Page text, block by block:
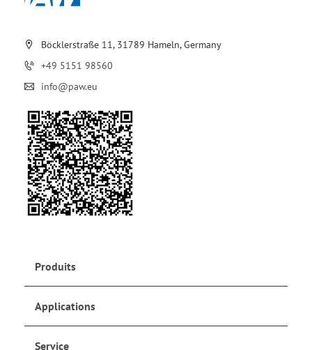
Böcklerstraße 11, 31789 Hameln, Germany
+49 5151 98560
info@paw.eu
Produits
Applications
Service